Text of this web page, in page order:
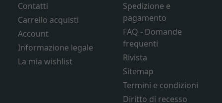
Contatti
Carrello acquisti
Account
Informazione legale
La mia wishlist
Spedizione e
pagamento
FAQ - Domande
frequenti
Rivista
Sitemap
Termini e condizioni
Diritto di recesso